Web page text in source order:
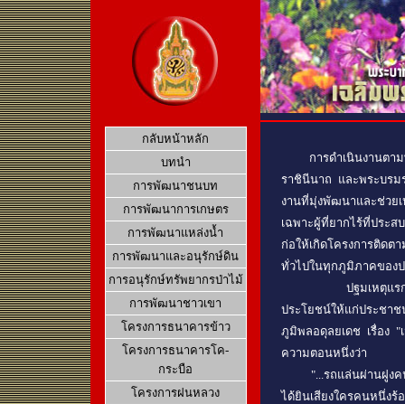
กลับหน้าหลัก
บทนำ
การพัฒนาชนบท
การพัฒนาการเกษตร
การพัฒนาแหล่งน้ำ
การพัฒนาและอนุรักษ์ดิน
การอนุรักษ์ทรัพยากรป่าไม้
การพัฒนาชาวเขา
โครงการธนาคารข้าว
โครงการธนาคารโค-
กระบือ
โครงการฝนหลวง
การดำเนินงานตามพ
ราชินีนาถ และพระบรม
งานที่มุ่งพัฒนาและช่วย
เฉพาะผู้ที่ยากไร้ที่ประส
ก่อให้เกิดโครงการติดต
ทั่วไปในทุกภูมิภาคของป
ปฐมเหตุแรกเริ่มที่พ
ประโยชน์ให้แก่ประชา
ภูมิพลอดุลยเดช เรื่อง
ความตอนหนึ่งว่า
"...รถแล่นผ่านฝูงคนไ
ได้ยินเสียงใครคนหนึ่ง